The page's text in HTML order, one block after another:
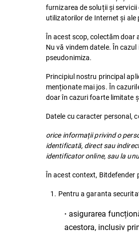
furnizarea de soluții și
utilizatorilor de Internet și ale
În acest scop, colectăm doar
Nu vă vindem datele. În
pseudonimiza.
Principiul nostru principal
menționate mai jos. În
doar în cazuri foarte limitate
Datele cu caracter personal,
orice informații privind o
identificată, direct sau
identificator online, sau la
În acest context, Bitdefender
1. Pentru a garanta
· asigurarea
acestora, inclusiv